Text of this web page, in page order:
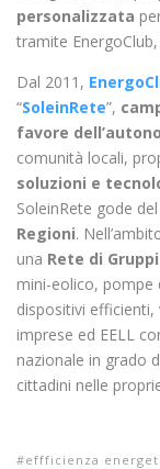
personalizzata
tramite
Dal 2011,
“SoleinRete”,
favore
comunità locali,
soluzioni e
SoleinRete gode
Regioni.
una Rete di
mini-eolico, pompe
dispositivi
imprese ed EELL
nazionale in grado
cittadini nelle
effficienza